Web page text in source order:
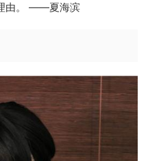
由。 ——夏海滨